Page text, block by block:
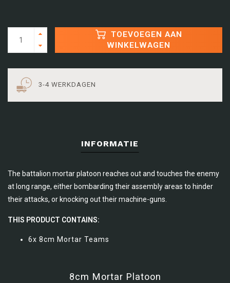
TOEVOEGEN AAN
WINKELWAGEN
3-4 WERKDAGEN
INFORMATIE
The battalion mortar platoon reaches out and touches the enemy
at long range, either bombarding their assembly areas to hinder
their attacks, or knocking out their machine-guns.
THIS PRODUCT CONTAINS:
6x 8cm Mortar Teams
8cm Mortar Platoon